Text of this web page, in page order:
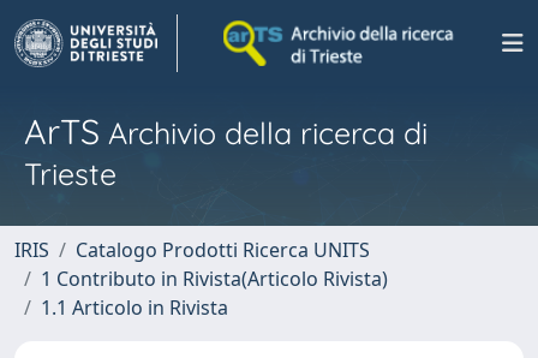
ArTS Archivio della ricerca di
Trieste
IRIS
Catalogo Prodotti Ricerca UNITS
1 Contributo in Rivista(Articolo Rivista)
1.1 Articolo in Rivista